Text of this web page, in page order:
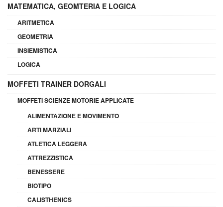
MATEMATICA, GEOMTERIA E LOGICA
ARITMETICA
GEOMETRIA
INSIEMISTICA
LOGICA
MOFFETI TRAINER DORGALI
MOFFETI SCIENZE MOTORIE APPLICATE
ALIMENTAZIONE E MOVIMENTO
ARTI MARZIALI
ATLETICA LEGGERA
ATTREZZISTICA
BENESSERE
BIOTIPO
CALISTHENICS